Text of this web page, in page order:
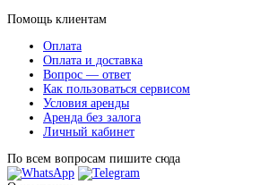
Помощь клиентам
Оплата
Оплата и доставка
Вопрос — ответ
Как пользоваться сервисом
Условия аренды
Аренда без залога
Личный кабинет
По всем вопросам пишите сюда